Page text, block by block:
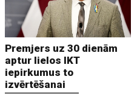
Premjers uz 30 dienām
aptur lielos IKT
iepirkumus to
izvērtēšanai